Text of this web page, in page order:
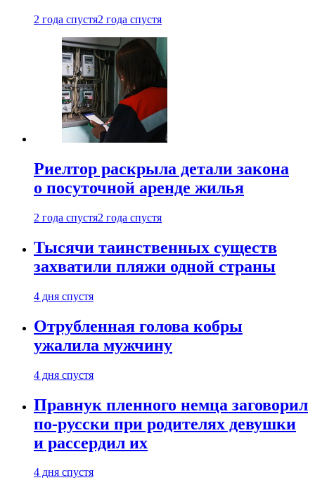
2 года спустя2 года спустя
Риелтор раскрыла детали закона
о посуточной аренде жилья
2 года спустя2 года спустя
Тысячи таинственных существ
захватили пляжи одной страны
4 дня спустя
Отрубленная голова кобры
ужалила мужчину
4 дня спустя
Правнук пленного немца заговорил
по-русски при родителях девушки
и рассердил их
4 дня спустя